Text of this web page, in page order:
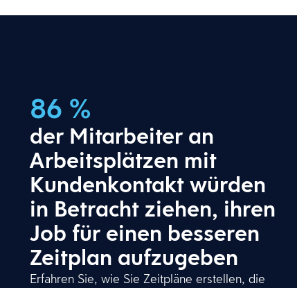
86 %
der Mitarbeiter an
Arbeitsplätzen mit
Kundenkontakt würden
in Betracht ziehen, ihren
Job für einen besseren
Zeitplan aufzugeben
Erfahren Sie, wie Sie Zeitpläne erstellen, die